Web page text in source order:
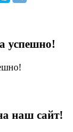
успешно!
наш сайт!